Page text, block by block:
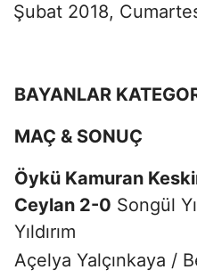
Şubat 2018,
BAYANLAR
MAÇ & SONUÇ
Öykü Kamuran
Ceylan 2-0 Songül
Yıldırım
Açelya Yalçınkaya /